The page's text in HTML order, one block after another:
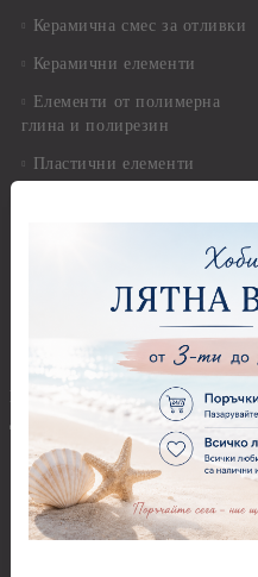
Керамична смес за отливки
Керамични елементи
Елементи от полимерна
глина и полирезин
Пластични елементи
Самосъхнеща глина
Полимерна Глина
Приложни техники и
Декупаж
Декупажна хартия
Оризова декупажна
хартия А4 - Alchemy of Art -
25-30 гр.